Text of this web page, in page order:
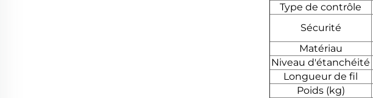
Type de contrôle
Sécurité
Matériau
Niveau d'étanchéité
Longueur de fil
Poids (kg)